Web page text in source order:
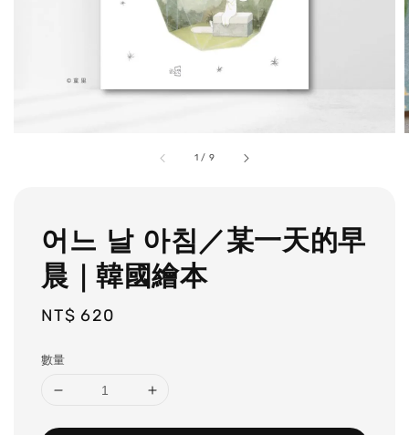
1 / 9
어느 날 아침／某一天的早
晨｜韓國繪本
Regular
NT$ 620
數量